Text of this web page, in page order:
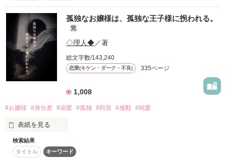
否、
表面上、そう見えるだけの男
否、
「俺が教えたんだから
他の男じゃ、物足りないでしょ？」
〈No.1暴走族、鬼龍〉
冷徹と有名な総長【No.1】
獅子堂 士綺  Shiki Shishido
ふんわり笑顔の副総長【No.2】
無口でクールな実は優しいハッカー【No.3】
如月 玲音  Reon Kisaragi
皇 涼  Ryo Sumeragi
出逢ってはいけなかったんだ、この男とは。
絶対に。
・
・
孤独な訳あり少女
皐月 うる（さつき うる）
×
『獅童組』若頭【レイ】
孤独なお嬢様は、孤独な王子様に拐われる。
完
◇理人◆／著
総文字数/143,240
恋愛(キケン・ダーク・不良) 335ページ
1,008
#お嬢様 #身分差 #溺愛 #孤独 #同居 #感動 #純愛
表紙を見る
検索結果
タイトル
キーワード